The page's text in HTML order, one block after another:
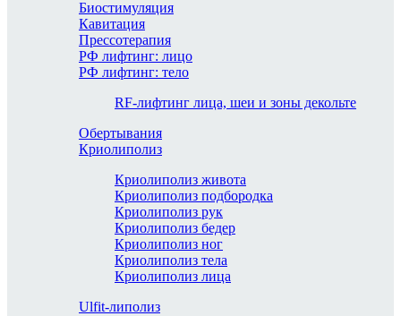
Биостимуляция
Кавитация
Прессотерапия
РФ лифтинг: лицо
РФ лифтинг: тело
RF-лифтинг лица, шеи и зоны декольте
Обертывания
Криолиполиз
Криолиполиз живота
Криолиполиз подбородка
Криолиполиз рук
Криолиполиз бедер
Криолиполиз ног
Криолиполиз тела
Криолиполиз лица
Ulfit-липолиз